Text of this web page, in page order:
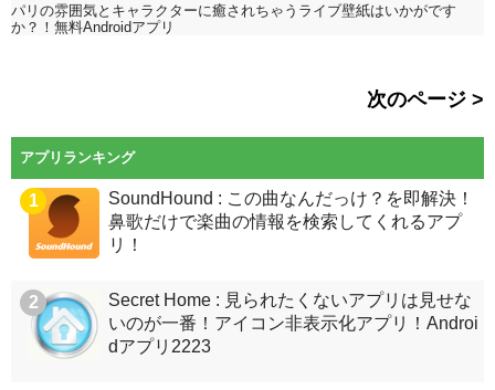
パリの雰囲気とキャラクターに癒されちゃうライブ壁紙はいかがです
か？！無料Androidアプリ
次のページ >
アプリランキング
1
SoundHound : この曲なんだっけ？を即解決！
鼻歌だけで楽曲の情報を検索してくれるアプ
リ！
2
Secret Home : 見られたくないアプリは見せな
いのが一番！アイコン非表示化アプリ！Androi
dアプリ2223